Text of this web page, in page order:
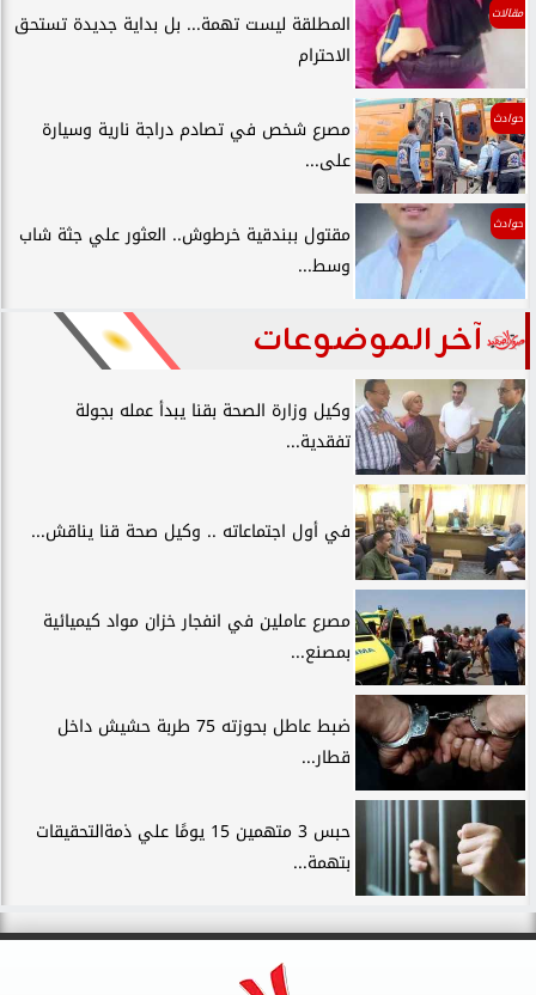
مقالات
المطلقة ليست تهمة... بل بداية جديدة تستحق
الاحترام
حوادث
مصرع شخص في تصادم دراجة نارية وسيارة
على...
حوادث
مقتول ببندقية خرطوش.. العثور علي جثة شاب
وسط...
آخر الموضوعات
وكيل وزارة الصحة بقنا يبدأ عمله بجولة
تفقدية...
في أول اجتماعاته .. وكيل صحة قنا يناقش...
مصرع عاملين في انفجار خزان مواد كيميائية
بمصنع...
ضبط عاطل بحوزته 75 طربة حشيش داخل
قطار...
حبس 3 متهمين 15 يومًا علي ذمةالتحقيقات
بتهمة...